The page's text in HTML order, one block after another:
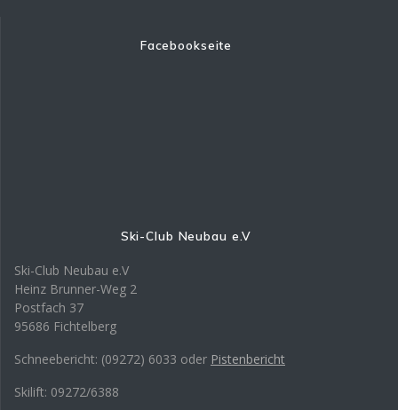
Facebookseite
Ski-Club Neubau e.V
Ski-Club Neubau e.V
Heinz Brunner-Weg 2
Postfach 37
95686 Fichtelberg
Schneebericht: (09272) 6033 oder Pistenbericht
Skilift: 09272/6388